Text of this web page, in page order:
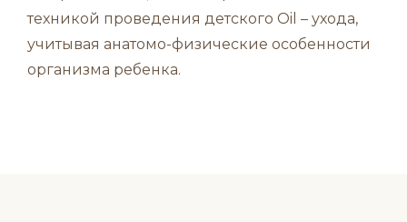
техникой проведения детского Oil – ухода,
учитывая анатомо-физические особенности
организма ребенка.